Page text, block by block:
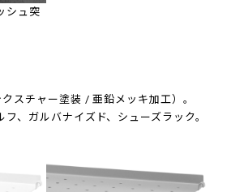
シュ突
スチャー塗装 / 亜鉛メッキ加工）。
、ガルバナイズド、シューズラック。